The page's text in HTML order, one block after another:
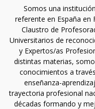
Somos una
referente en España en
Claustro de
Universitarios de
y Expertos/as
distintas materias,
conocimientos a
enseñanza-
trayectoria profesional
décadas formando y